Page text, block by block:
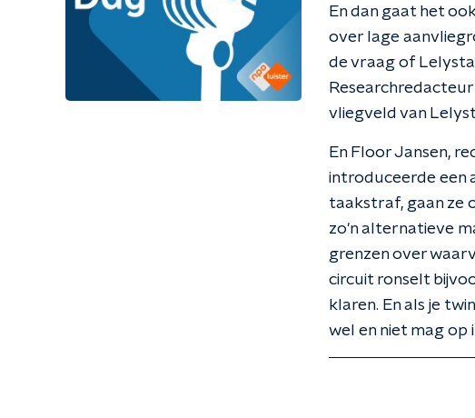
En dan gaat het
over lage
de vraag of
vliegveld van
En Floor Jansen,
introduceerde een
taakstraf, gaan ze
zo'n alternatieve
grenzen over
circuit ronselt
klaren. En als je
wel en niet mag op